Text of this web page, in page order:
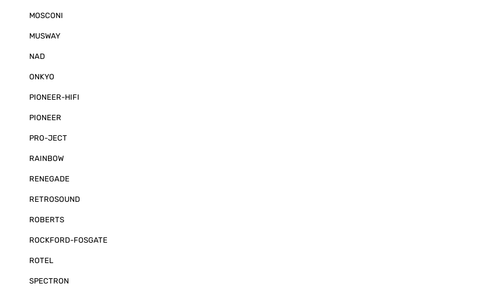
MOSCONI
MUSWAY
NAD
ONKYO
PIONEER-HIFI
PIONEER
PRO-JECT
RAINBOW
RENEGADE
RETROSOUND
ROBERTS
ROCKFORD-FOSGATE
ROTEL
SPECTRON